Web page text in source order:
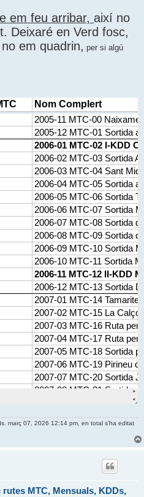
em feu arribar, així no
Deixaré en Verd fosc,
em quadrin, per si algú
març 07, 2026 12:14 pm, en total s’ha editat
MTC, Mensuals, KDDs,